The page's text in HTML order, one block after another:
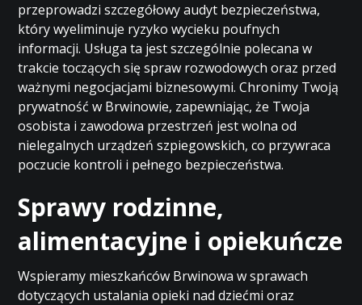
przeprowadzi szczegółowy audyt bezpieczeństwa,
który wyeliminuje ryzyko wycieku poufnych
informacji. Usługa ta jest szczególnie polecana w
trakcie toczących się spraw rozwodowych oraz przed
ważnymi negocjacjami biznesowymi. Chronimy Twoją
prywatność w Brwinowie, zapewniając, że Twoja
osobista i zawodowa przestrzeń jest wolna od
nielegalnych urządzeń szpiegowskich, co przywraca
poczucie kontroli i pełnego bezpieczeństwa.
Sprawy rodzinne,
alimentacyjne i opiekuńcze
Wspieramy mieszkańców Brwinowa w sprawach
dotyczących ustalania opieki nad dziećmi oraz